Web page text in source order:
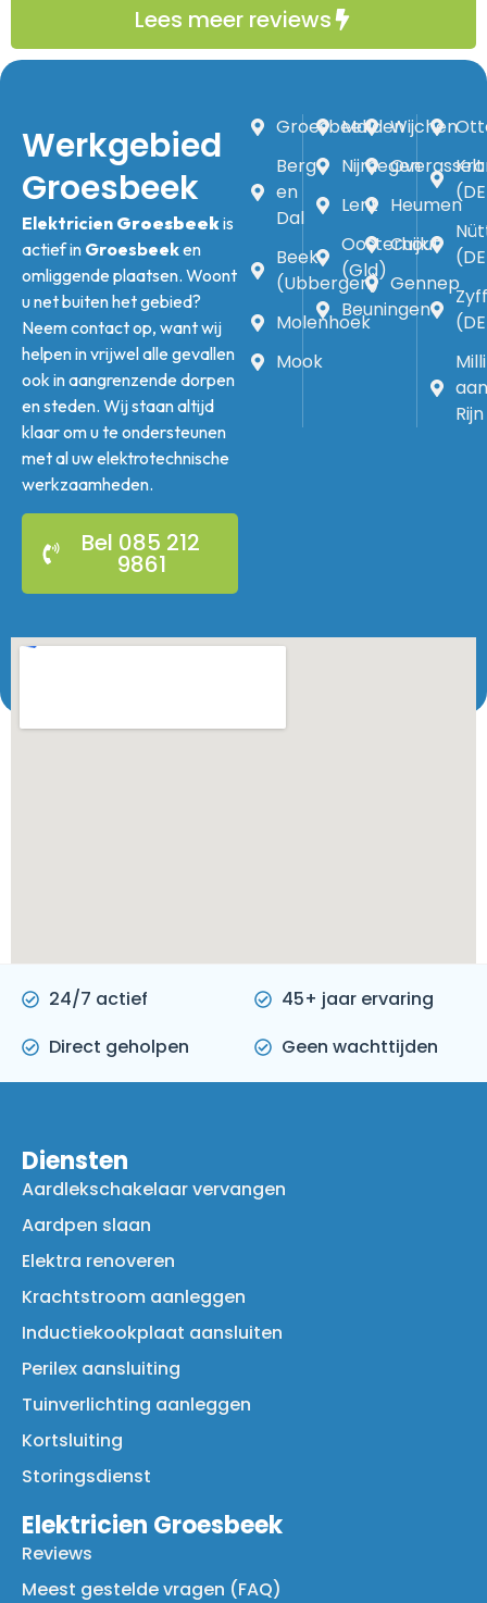
Lees meer reviews
Werkgebied
Groesbeek
Elektricien Groesbeekis
actief in Groesbeeken
omliggende plaatsen. Woont
u net buiten het gebied?
Neem contact op, want wij
helpen in vrijwel alle gevallen
ook in aangrenzende dorpen
en steden. Wij staan altijd
klaar om u te ondersteunen
met al uw elektrotechnische
werkzaamheden.
Bel 085 212
9861
Groesbeek
Berg
en
Dal
Beek
(Ubbergen)
Molenhoek
Mook
Malden
Nijmegen
Lent
Oosterhout
(Gld)
Beuningen
Wijchen
Overasselt
Heumen
Cuijk
Gennep
Rijn
24/7 actief
45+ jaar ervaring
Direct geholpen
Geen wachttijden
Diensten
Aardlekschakelaar vervangen
Aardpen slaan
Elektra renoveren
Krachtstroom aanleggen
Inductiekookplaat aansluiten
Perilex aansluiting
Tuinverlichting aanleggen
Kortsluiting
Storingsdienst
Elektricien Groesbeek
Reviews
Meest gestelde vragen (FAQ)